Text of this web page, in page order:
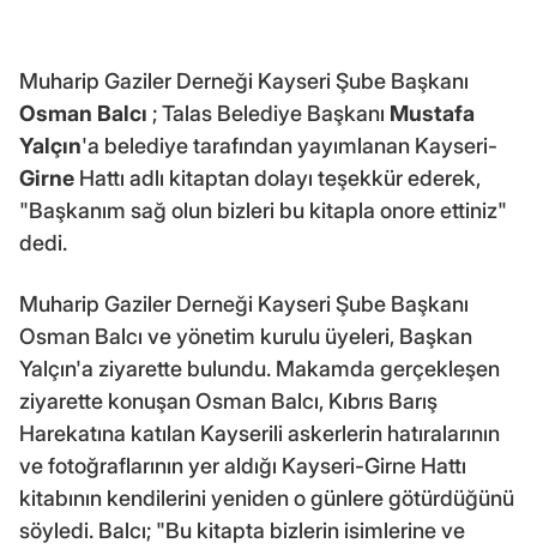
Muharip Gaziler Derneği Kayseri Şube Başkanı
Osman Balcı ; Talas Belediye Başkanı Mustafa
Yalçın'a belediye tarafından yayımlanan Kayseri-
Girne Hattı adlı kitaptan dolayı teşekkür ederek,
"Başkanım sağ olun bizleri bu kitapla onore ettiniz"
dedi.
Muharip Gaziler Derneği Kayseri Şube Başkanı
Osman Balcı ve yönetim kurulu üyeleri, Başkan
Yalçın'a ziyarette bulundu. Makamda gerçekleşen
ziyarette konuşan Osman Balcı, Kıbrıs Barış
Harekatına katılan Kayserili askerlerin hatıralarının
ve fotoğraflarının yer aldığı Kayseri-Girne Hattı
kitabının kendilerini yeniden o günlere götürdüğünü
söyledi. Balcı; "Bu kitapta bizlerin isimlerine ve